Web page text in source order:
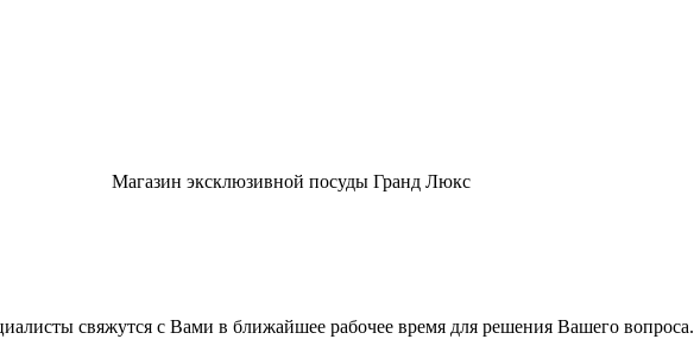
Магазин эксклюзивной посуды Гранд Люкс
свяжутся с Вами в ближайшее рабочее время для решения Вашего вопроса.